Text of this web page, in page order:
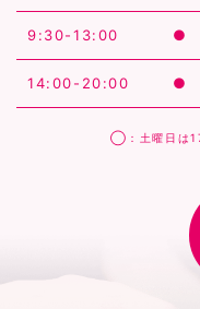
9:30-13:00 ●
14:00-20:00 ●
◯：土曜日は